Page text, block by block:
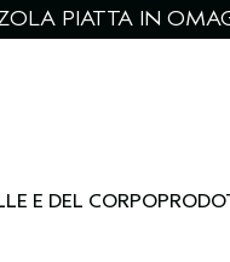
PIATTA IN
E DEL CORPO